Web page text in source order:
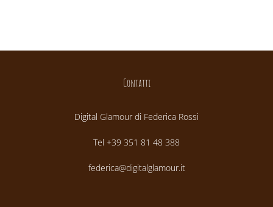
Contatti
Digital Glamour di Federica Rossi
Tel +39 351 81 48 388
federica@digitalglamour.it